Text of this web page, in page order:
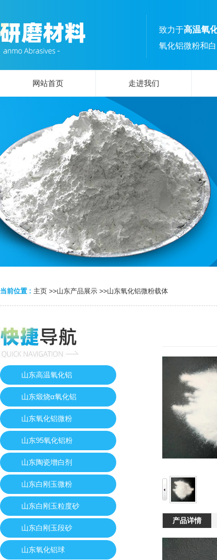
致力于高温氧
氧化铝微粉和
网站首页 走进我们
当前位置 : 主页 >>山东产品展示 >>山东氧化铝微粉载体
山东高温氧化铝
山东煅烧α氧化铝
山东氧化铝微粉
山东95氧化铝粉
山东陶瓷增白剂
山东白刚玉微粉
山东白刚玉粒度砂
山东白刚玉段砂
山东氧化铝球
产品详情